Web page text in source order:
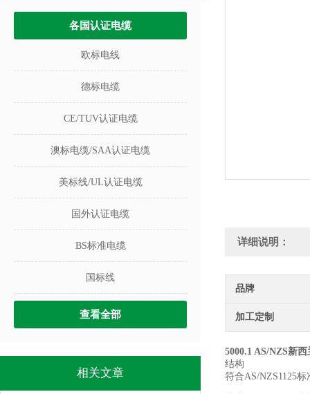
各国认证电缆
欧标电线
德标电缆
CE/TUV认证电缆
澳标电缆/SAA认证电缆
美标线/UL认证电缆
国外认证电缆
BS标准电缆
国标线
查看全部
相关文章
详细说明：
品牌
加工定制
5000.1 AS/NZS新
结构
符合AS/NZS1125